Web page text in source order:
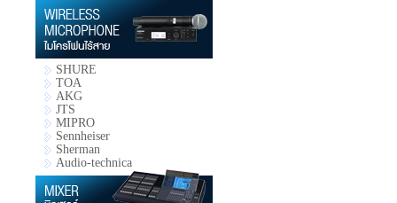
SHURE
TOA
AKG
JTS
MIPRO
Sennheiser
Sherman
Audio-technica